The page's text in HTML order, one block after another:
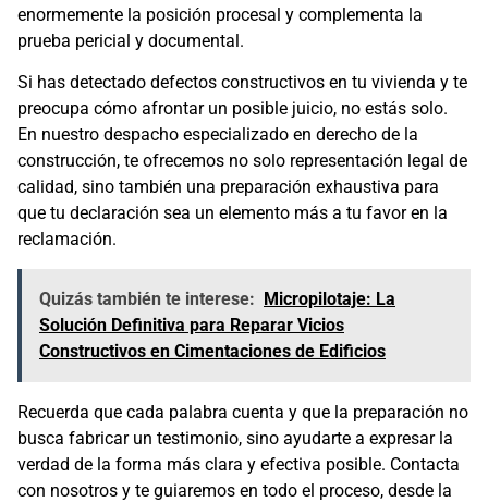
enormemente la posición procesal y complementa la
prueba pericial y documental.
Si has detectado defectos constructivos en tu vivienda y te
preocupa cómo afrontar un posible juicio, no estás solo.
En nuestro despacho especializado en derecho de la
construcción, te ofrecemos no solo representación legal de
calidad, sino también una preparación exhaustiva para
que tu declaración sea un elemento más a tu favor en la
reclamación.
Quizás también te interese: Micropilotaje: La
Solución Definitiva para Reparar Vicios
Constructivos en Cimentaciones de Edificios
Recuerda que cada palabra cuenta y que la preparación no
busca fabricar un testimonio, sino ayudarte a expresar la
verdad de la forma más clara y efectiva posible. Contacta
con nosotros y te guiaremos en todo el proceso, desde la